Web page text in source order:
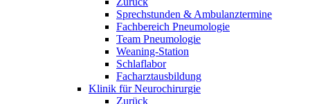
Sprechstunden & Ambulanztermine
Fachbereich Pneumologie
Team Pneumologie
Weaning-Station
Schlaflabor
Facharztausbildung
Klinik für Neurochirurgie
Zurück